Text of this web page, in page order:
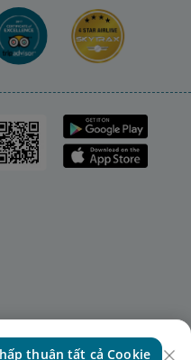
thuận tất cả Cookie